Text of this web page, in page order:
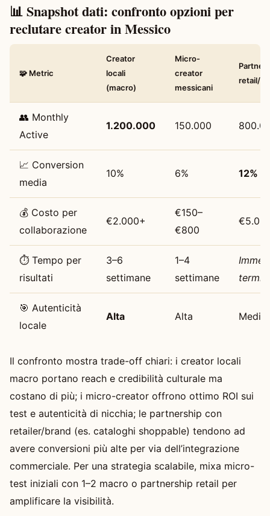
📊 Snapshot dati: confronto opzioni per
reclutare creator in Messico
🧩 Metric
Creator
locali
(macro)
Micro-
creator
messicani
retail/
👥 Monthly
Active
1.200.000 150.000
📈 Conversion
media
10% 6% 12%
💰 Costo per
collaborazione
€2.000+
€150–
€800
⏱️ Tempo per
risultati
3–6
settimane
1–4
settimane
🎯 Autenticità
locale
Alta Alta Media
Il confronto mostra trade-off chiari: i creator locali
macro portano reach e credibilità culturale ma
costano di più; i micro-creator offrono ottimo ROI sui
test e autenticità di nicchia; le partnership con
retailer/brand (es. cataloghi shoppable) tendono ad
avere conversioni più alte per via dell’integrazione
commerciale. Per una strategia scalabile, mixa micro-
test iniziali con 1–2 macro o partnership retail per
amplificare la visibilità.